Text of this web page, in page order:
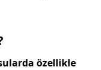
özellikle